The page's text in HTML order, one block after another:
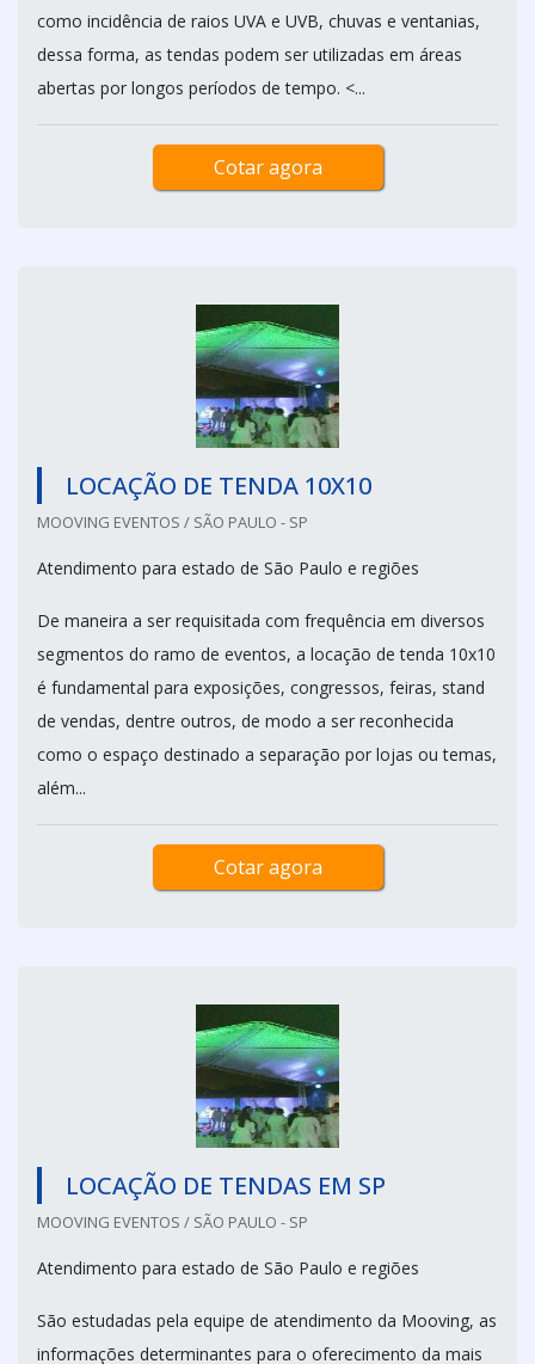
como incidência de raios UVA e UVB, chuvas e ventanias,
dessa forma, as tendas podem ser utilizadas em áreas
abertas por longos períodos de tempo. <...
Cotar agora
LOCAÇÃO DE TENDA 10X10
MOOVING EVENTOS / SÃO PAULO - SP
Atendimento para estado de São Paulo e regiões
De maneira a ser requisitada com frequência em diversos
segmentos do ramo de eventos, a locação de tenda 10x10
é fundamental para exposições, congressos, feiras, stand
de vendas, dentre outros, de modo a ser reconhecida
como o espaço destinado a separação por lojas ou temas,
além...
Cotar agora
LOCAÇÃO DE TENDAS EM SP
MOOVING EVENTOS / SÃO PAULO - SP
Atendimento para estado de São Paulo e regiões
São estudadas pela equipe de atendimento da Mooving, as
informações determinantes para o oferecimento da mais